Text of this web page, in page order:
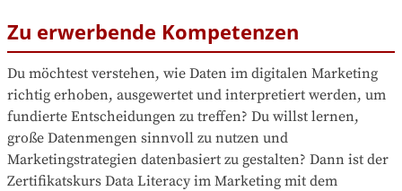
Zu erwerbende Kompetenzen
Du möchtest verstehen, wie Daten im digitalen Marketing
richtig erhoben, ausgewertet und interpretiert werden, um
fundierte Entscheidungen zu treffen? Du willst lernen,
große Datenmengen sinnvoll zu nutzen und
Marketingstrategien datenbasiert zu gestalten? Dann ist der
Zertifikatskurs Data Literacy im Marketing mit dem